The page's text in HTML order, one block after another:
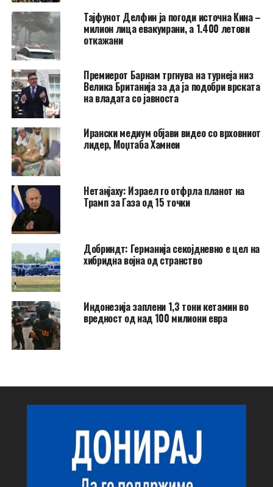
Тајфунот Делфин ја погоди источна Кина –
милион лица евакуирани, а 1.400 летови
откажани
Премиерот Барнам тргнува на турнеја низ
Велика Британија за да ја подобри врската
на владата со јавноста
Ирански медиум објави видео со врховниот
лидер, Моџтаба Хамнеи
Нетанјаху: Израел го отфрла планот на
Трамп за Газа од 15 точки
Добриндт: Германија секојдневно е цел на
хибридна војна од странство
Индонезија заплени 1,3 тони кетамин во
вредност од над 100 милиони евра